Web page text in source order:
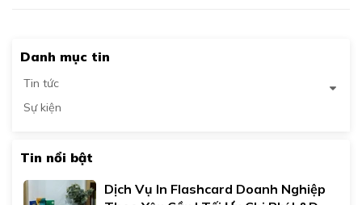
Danh mục tin
Tin tức
Sự kiện
Tin nổi bật
Dịch Vụ In Flashcard Doanh Nghiệp